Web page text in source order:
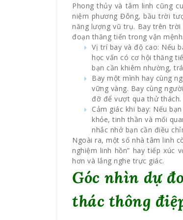
Phong thủy và tâm linh cũng
niệm phương Đông, bầu trời
năng lượng vũ trụ. Bay trên
đoạn thăng tiến trong vận mệnh.
Vị trí bay và độ cao: Nếu
học vấn có cơ hội thăng
bạn cần khiêm nhường,
Bay một mình hay cùng
vững vàng. Bay cùng
đỡ để vượt qua thử thách.
Cảm giác khi bay: Nếu
khỏe, tinh thần và mối
nhắc nhở bạn cần điều
Ngoài ra, một số nhà tâm linh
nghiệm linh hồn” hay tiếp xúc
hơn và lắng nghe trực giác.
Góc nhìn dự
thác thông